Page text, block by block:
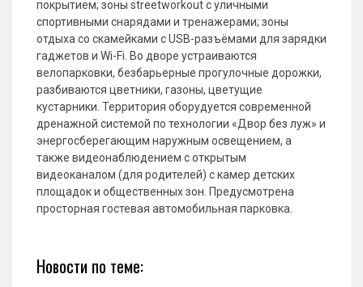
покрытием; зоны streetworkout с уличными
спортивными снарядами и тренажерами; зоны
отдыха со скамейками с USB-разъёмами для зарядки
гаджетов и Wi-Fi. Во дворе устраиваются
велопарковки, безбарьерные прогулочные дорожки,
разбиваются цветники, газоны, цветущие
кустарники. Территория оборудуется современной
дренажной системой по технологии «Двор без луж» и
энергосберегающим наружным освещением, а
также видеонаблюдением с открытым
видеоканалом (для родителей) с камер детских
площадок и общественных зон. Предусмотрена
просторная гостевая автомобильная парковка.
Новости по теме: